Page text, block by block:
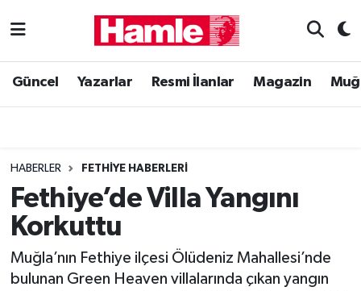
Güncel Yazarlar Resmi İlanlar Magazin
HABERLER FETHIYE HABERLERI
Fethiye’de Villa Yangını
Korkuttu
Muğla’nın Fethiye ilçesi Ölüdeniz Mahallesi’nde
bulunan Green Heaven villalarında çıkan yangın
Güncel
Magazin
Muğla Haber
Siyaset
Muğla Nöbetçi Eczaneler
Muğla Trafik Yoğunluk Haritası
Süper Lig Puan Durumu ve Fikstür
Tüm Manşetler